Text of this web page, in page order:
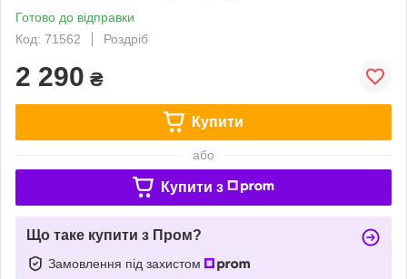
Готово до відправки
Код: 71562
Роздріб
2 290 ₴
Купити
або
Купити з
Що таке купити з Пром?
Замовлення під захистом